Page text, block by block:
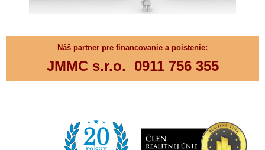
Náš partner pre financovanie a poistenie:
JMMC s.r.o. 0911 756 355